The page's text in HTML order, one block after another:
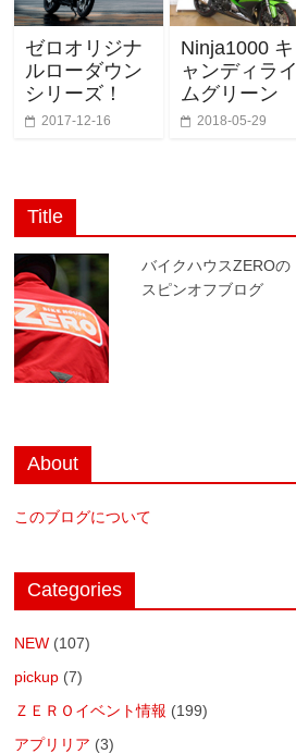
ゼロオリジナ
ルローダウン
シリーズ！
2017-12-16
Ninja1000 キ
ャンディライ
ムグリーン
2018-05-29
Title
バイクハウスZEROの
スピンオフブログ
About
このブログについて
Categories
NEW (107)
pickup (7)
ＺＥＲＯイベント情報 (199)
アプリリア (3)